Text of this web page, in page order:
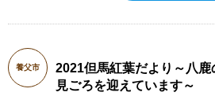
養父市
2021但馬紅葉だより～八
見ごろを迎えています～